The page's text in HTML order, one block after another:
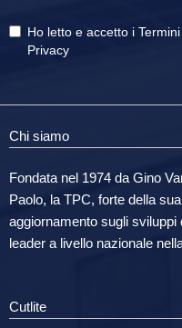
Ho letto e accetto i
Privacy
Chi siamo
Fondata nel 1974 da Gino
Paolo, la TPC, forte della
aggiornamento sugli
leader a livello nazionale
Cutlite